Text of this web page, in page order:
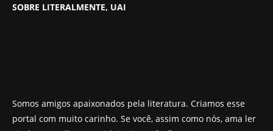
SOBRE LITERALMENTE, UAI
Somos amigos apaixonados pela literatura. Criamos esse
portal com muito carinho. Se você, assim como nós, ama ler